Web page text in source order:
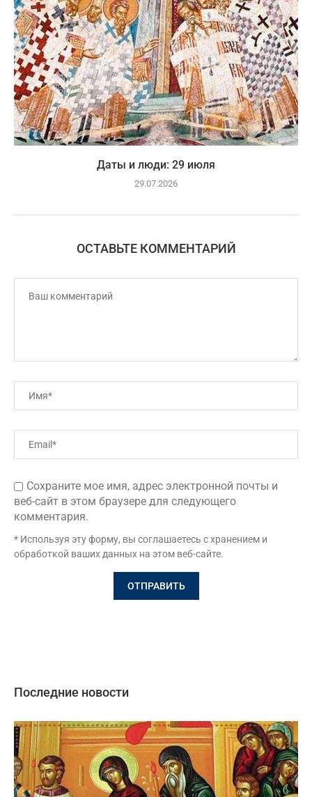
Даты и люди: 29 июля
29.07.2026
ОСТАВЬТЕ КОММЕНТАРИЙ
Сохраните мое имя, адрес электронной почты и
веб-сайт в этом браузере для следующего
комментария.
* Используя эту форму, вы соглашаетесь с хранением и
обработкой ваших данных на этом веб-сайте.
Последние новости